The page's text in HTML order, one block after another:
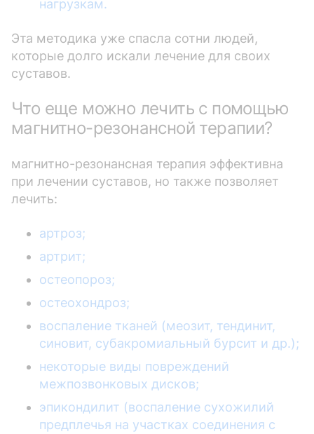
нагрузкам.
Эта методика уже спасла сотни людей,
которые долго искали лечение для своих
суставов.
Что еще можно лечить с помощью
магнитно-резонансной терапии?
магнитно-резонансная терапия эффективна
при лечении суставов, но также позволяет
лечить:
артроз;
артрит;
остеопороз;
остеохондроз;
воспаление тканей (меозит, тендинит,
синовит, субакромиальный бурсит и др.);
некоторые виды повреждений
межпозвонковых дисков;
эпикондилит (воспаление сухожилий
предплечья на участках соединения с